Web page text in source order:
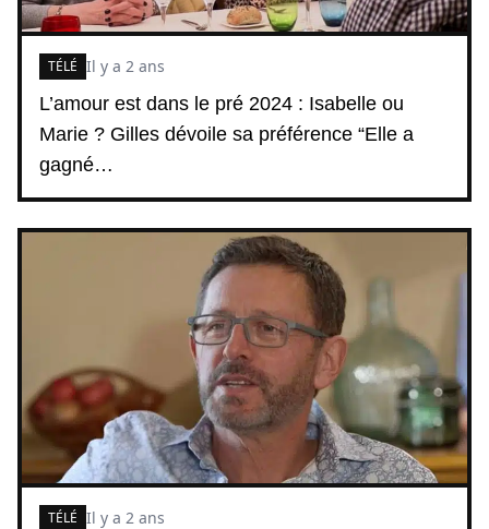
L’amour est dans le pré 2024 : Isabelle ou
Marie ? Gilles dévoile sa préférence “Elle a
gagné…
TÉLÉ Il y a 2 ans
TÉLÉ Il y a 2 ans